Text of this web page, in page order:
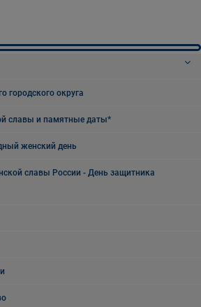
городского округа
славы и памятные даты*
женский день
славы России - День защитника